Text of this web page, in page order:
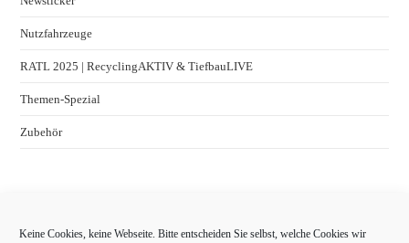
Keine Cookies, keine Webseite. Bitte entscheiden Sie selbst, welche Cookies wir
Nutzfahrzeuge
RATL 2025 | RecyclingAKTIV & TiefbauLIVE
Themen-Spezial
Zubehör